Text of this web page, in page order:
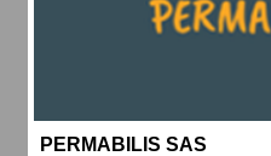
PERMABILIS SAS